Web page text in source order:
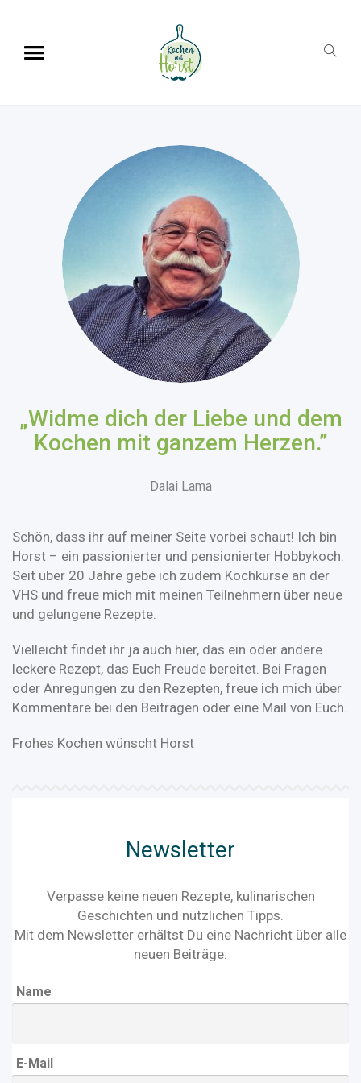
„Widme dich der Liebe und dem
Kochen mit ganzem Herzen.”
Dalai Lama
Schön, dass ihr auf meiner Seite vorbei schaut! Ich bin
Horst – ein passionierter und pensionierter Hobbykoch.
Seit über 20 Jahre gebe ich zudem Kochkurse an der
VHS und freue mich mit meinen Teilnehmern über neue
und gelungene Rezepte.
Vielleicht findet ihr ja auch hier, das ein oder andere
leckere Rezept, das Euch Freude bereitet. Bei Fragen
oder Anregungen zu den Rezepten, freue ich mich über
Kommentare bei den Beiträgen oder eine Mail von Euch.
Frohes Kochen wünscht Horst
Newsletter
Verpasse keine neuen Rezepte, kulinarischen
Geschichten und nützlichen Tipps.
Mit dem Newsletter erhältst Du eine Nachricht über alle
neuen Beiträge.
Name
E-Mail